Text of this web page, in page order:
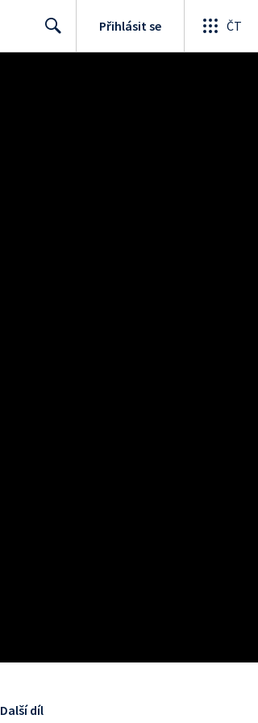
Přihlásit se ČT
Další díl